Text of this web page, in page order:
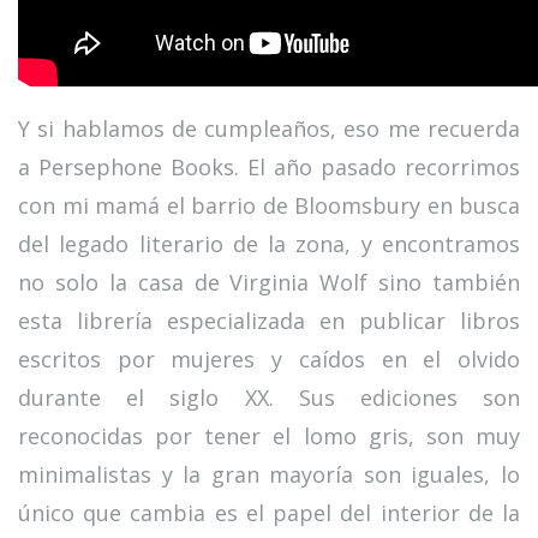
Y si hablamos de cumpleaños, eso me recuerda
a Persephone Books. El año pasado recorrimos
con mi mamá el barrio de Bloomsbury en busca
del legado literario de la zona, y encontramos
no solo la casa de Virginia Wolf sino también
esta librería especializada en publicar libros
escritos por mujeres y caídos en el olvido
durante el siglo XX. Sus ediciones son
reconocidas por tener el lomo gris, son muy
minimalistas y la gran mayoría son iguales, lo
único que cambia es el papel del interior de la